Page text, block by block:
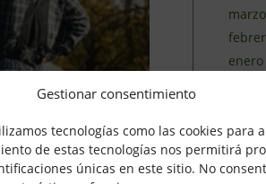
Gestionar consentimiento
tecnologías como las cookies para
de estas tecnologías nos permitirá
únicas en este sitio. No
enero